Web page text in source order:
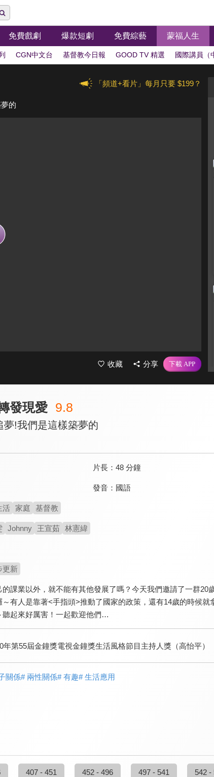
免費戲劇 爆款短劇 免費綜藝 蒙福人生
CGN中文台 基督教今日報 GOOD TV 精選 國際講員（
「頻道+看片」每月只要 $199？
的
收藏 分享
發現愛 9.8
!我們是這樣築夢的
片長： 48 分鐘
發音： 國語
活 家庭 基督教
Johnny 王宣茹 林憲緯
更新
課業以外，就不能有其他發展了嗎？今天我們邀請了一群
有人是靠著<手指頭>推動了國家的政策，還有14歲的時候
聽起來好厲害！一起歡迎他們…
年第55屆金鐘獎電視金鐘獎生活風格節目主持人獎（高怡平）
關係# 兩性關係# 有趣# 生活應用
407 - 451 452 - 496 497 - 541 542 -